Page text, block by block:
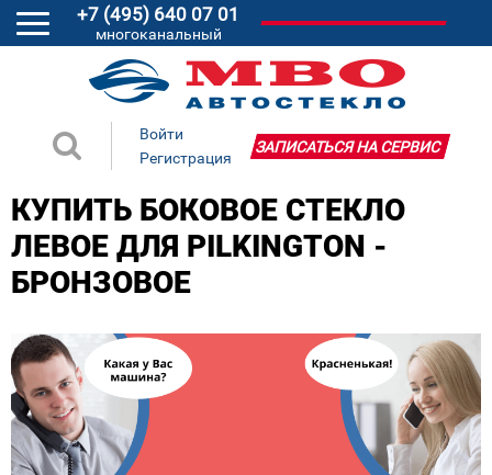
+7 (495) 640 07 01
многоканальный
Войти
Регистрация
ЗАПИСАТЬСЯ НА СЕРВИС
КУПИТЬ БОКОВОЕ СТЕКЛО
ЛЕВОЕ ДЛЯ PILKINGTON -
БРОНЗОВОЕ